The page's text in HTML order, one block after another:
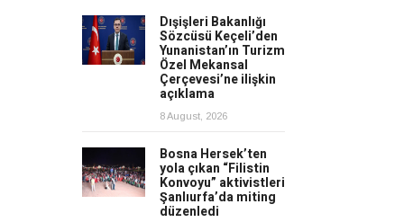
Dışişleri Bakanlığı
Sözcüsü Keçeli’den
Yunanistan’ın Turizm
Özel Mekansal
Çerçevesi’ne ilişkin
açıklama
8 August, 2026
Bosna Hersek’ten
yola çıkan “Filistin
Konvoyu” aktivistleri
Şanlıurfa’da miting
düzenledi